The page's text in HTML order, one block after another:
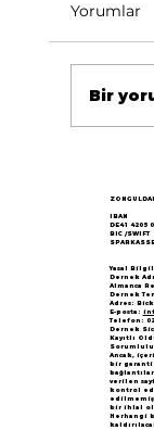
Yorumlar
Bir
IBAN
DE41 4205
BIC /SWIFT
Yasal
Dernek
Almanca
Dernek
Adres:
E-posta:
Telefon:
Dernek
Kayıtlı
Ancak,
bir
verilen
kontrol
bir ihlal
Herhangi